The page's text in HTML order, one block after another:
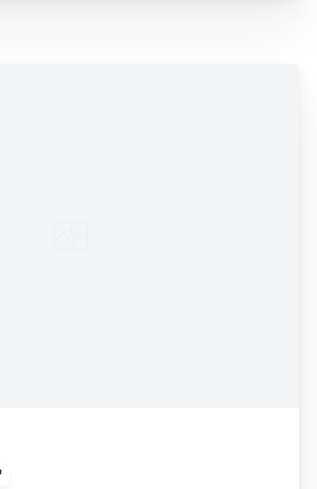
Beau 3P bourgeois rénové en triple